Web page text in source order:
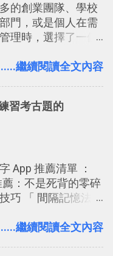
，而且價格不貴，
流程也十分簡單。
享過：「 不需買印
文章則從印照片出
的創業團隊、學校
門，或是個人在需
理時，選擇了一個
具，讓這麼多人都
： 把 Evernote 當
！幫雲端硬碟
在電腦玩物上寫過
然錯過了幾年前第
時機，但在這段時
歸納出「 為什麼值
繼續閱讀全文內容
習考古題的
App 推薦清單 ：
：不是死背的零碎
巧 「 間隔記憶法
憶。 舉例來說我今
繼續閱讀全文內容